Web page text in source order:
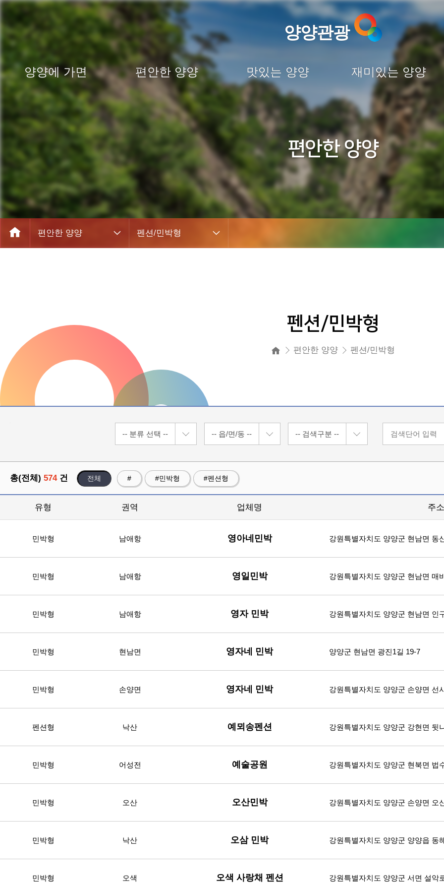
양양관광
양양에 가면 편안한 양양 맛있는 양양 재미있는 양양
편안한 양양
편안한 양양 펜션/민박형
펜션/민박형
편안한 양양 펜션/민박형
총(전체) 574건 전체 # #민박형 #펜션형
유형
민박형
권역
남애항
업체명
영아네민박
주
강원특별자치도 양양군 현남면 동
민박형 남애항 영일민박 강원특별자치도 양양군 현남면 매
민박형 남애항 영자 민박 강원특별자치도 양양군 현남면 인
민박형 현남면 영자네 민박 양양군 현남면 광진1길 19-7
민박형 손양면 영자네 민박 강원특별자치도 양양군 손양면 선
펜션형 낙산 예뫼송펜션 강원특별자치도 양양군 강현면 뒷
민박형 어성전 예술공원 강원특별자치도 양양군 현북면 법
민박형 오산 오산민박 강원특별자치도 양양군 손양면 오
민박형 낙산 오삼 민박 강원특별자치도 양양군 양양읍 동
민박형 오색 오색 사랑채 펜션 강원특별자치도 양양군 서면 설악